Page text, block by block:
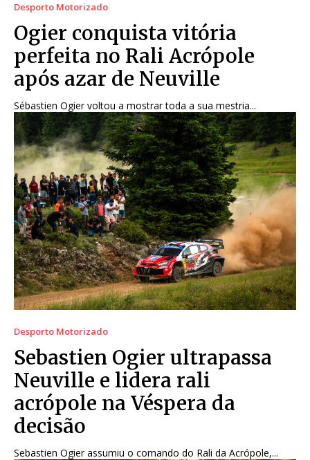
Desporto Motorizado
Ogier conquista vitória
perfeita no Rali Acrópole
após azar de Neuville
Sébastien Ogier voltou a mostrar toda a sua mestria...
Desporto Motorizado
Sebastien Ogier ultrapassa
Neuville e lidera rali
acrópole na Véspera da
decisão
Sebastien Ogier assumiu o comando do Rali da Acrópole,...